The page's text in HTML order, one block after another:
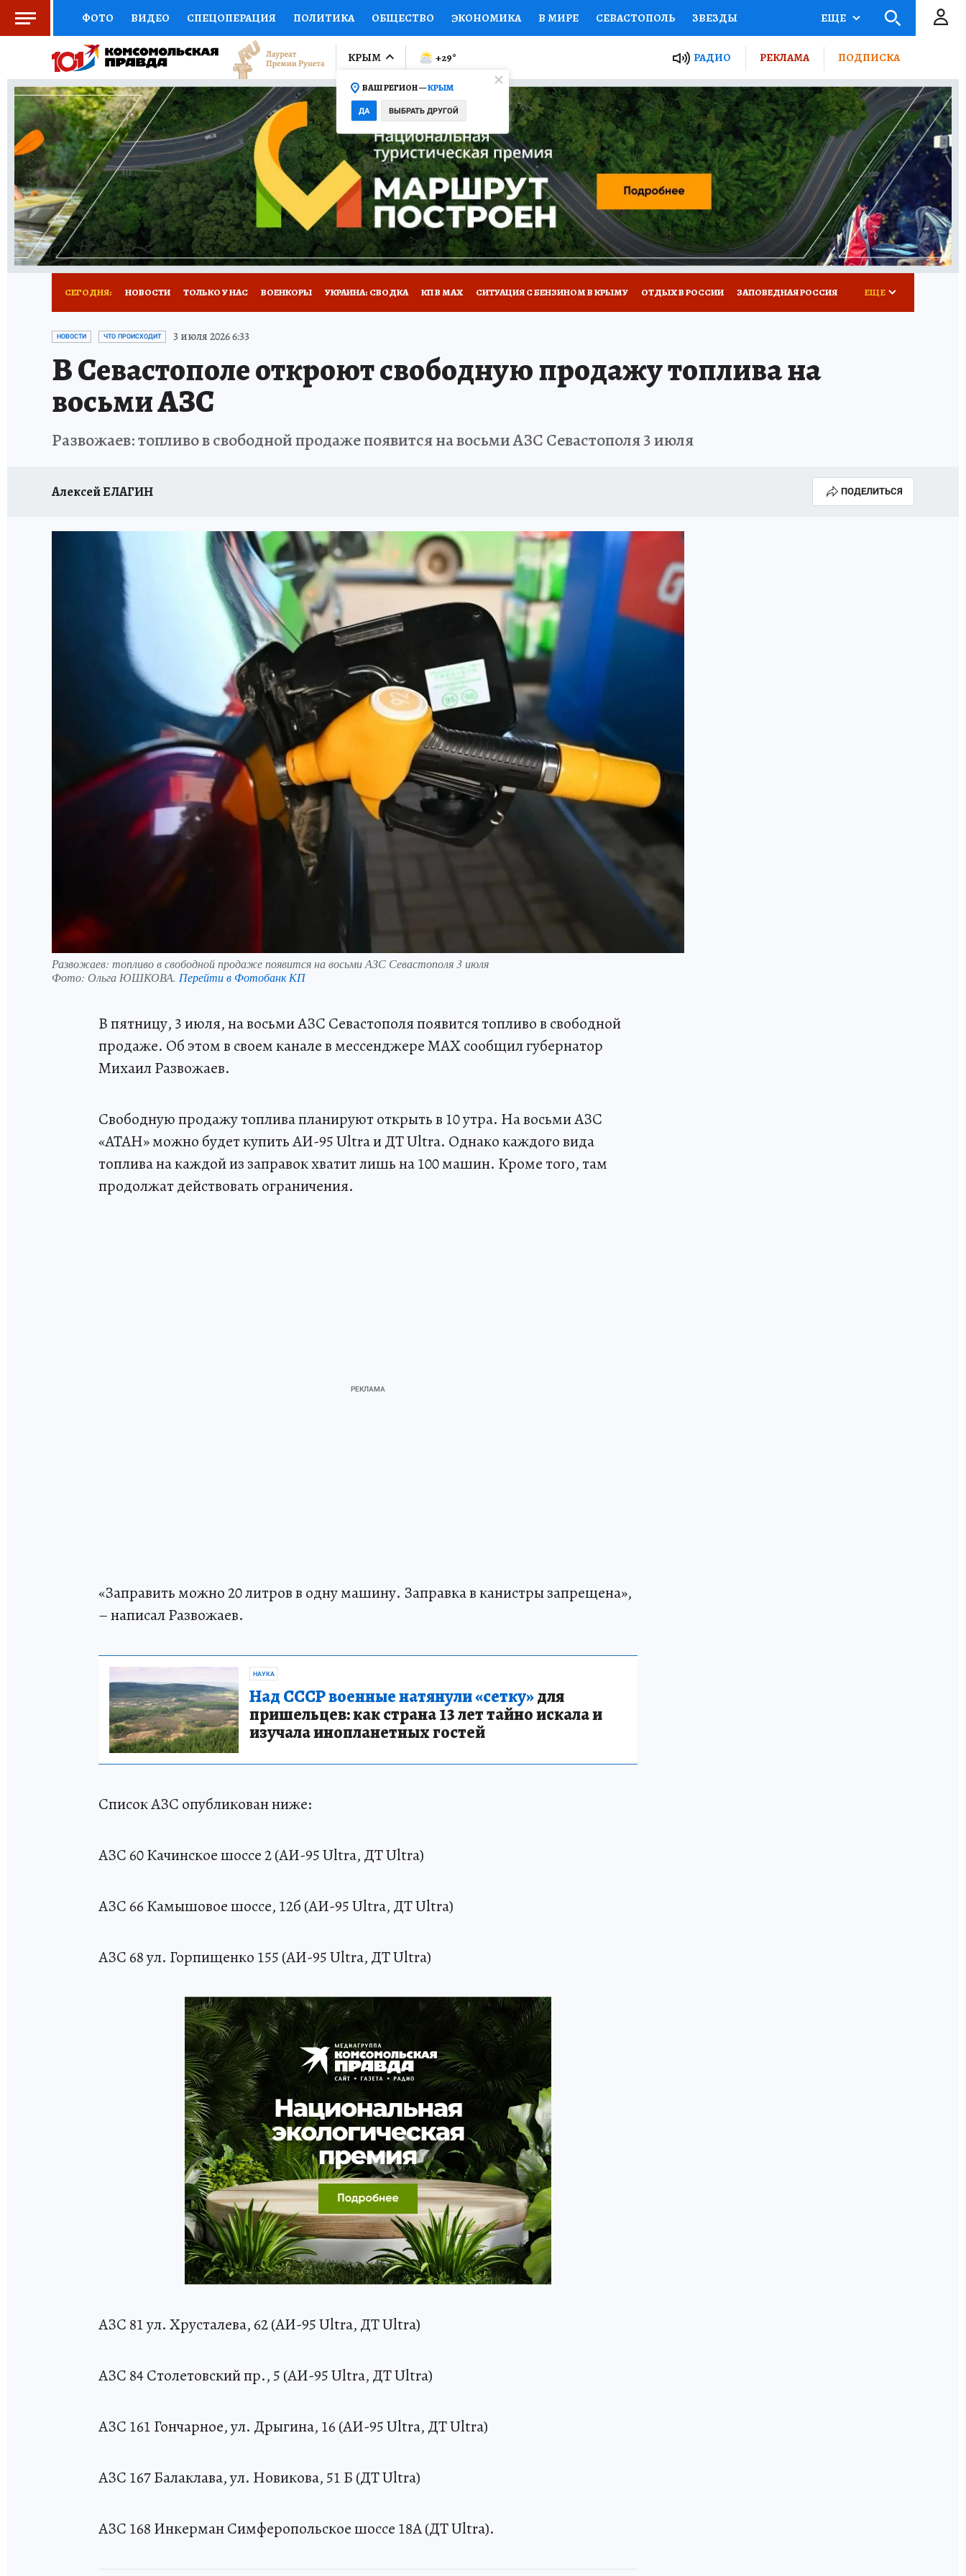
ФОТО ВИДЕО СПЕЦОПЕРАЦИЯ ПОЛИТИКА ОБЩЕСТВО ЭКОНОМИКА В МИРЕ СЕВАСТОПОЛЬ ЗВЕЗДЫ
ЗДОРОВЬЕ СОЦПОДДЕРЖКА НАУКА СПОРТ КОЛУМНИСТЫ НАЦИОНАЛЬНЫЕ ПРОЕКТЫ РОССИИ
ВЫБОР ЭКСПЕРТОВ ДОКТОР ФИНАНСЫ ОТКРЫВАЕМ МИР СЕМЬЯ ЖЕНСКИЕ СЕКРЕТЫ ПУТЕВОДИТЕЛЬ
КНИЖНАЯ ПОЛКА ПРОГНОЗЫ НА СПОРТ ПРОМОКОДЫ СЕРИАЛЫ СПЕЦПРОЕКТЫ ДЕФИЦИТ ЖЕЛЕЗА ТУРИЗМ
ПРЕСС-ЦЕНТР НЕДВИЖИМОСТЬ ТЕЛЕВИЗОР КОНКУРСЫ РАБОТА У НАС ГИД ПОТРЕБИТЕЛЯ ВСЕ О КП РАДИО КП
КОЛЛЕКЦИИ РЕКЛАМА ТЕСТЫ НОВОЕ НА САЙТЕ
ЕЩЕ
КРЫМ
ВАШ РЕГИОН —КРЫМ
ДА ВЫБРАТЬ ДРУГОЙ
+29° РАДИО РЕКЛАМА ПОДПИСКА
СЕГОДНЯ: НОВОСТИ ТОЛЬКО У НАС ВОЕНКОРЫ УКРАИНА: СВОДКА КП В МАХ СИТУАЦИЯ С БЕНЗИНОМ В КРЫМУ ОТДЫХ В РОССИИ ЗАПОВЕДНАЯ РОССИЯ
СИТУАЦИЯ С МАЗУТОМ В КРЫМУ
ЕЩЕ
НОВОСТИ ЧТО ПРОИСХОДИТ 3 июля 2026 6:33
В Севастополе откроют свободную продажу топлива на
восьми АЗС
Развожаев: топливо в свободной продаже появится на восьми АЗС Севастополя 3 июля
Алексей ЕЛАГИН ПОДЕЛИТЬСЯ
Развожаев: топливо в свободной продаже появится на восьми АЗС Севастополя 3 июля
Фото: Ольга ЮШКОВА. Перейти в Фотобанк КП
В пятницу, 3 июля, на восьми АЗС Севастополя появится топливо в свободной
продаже. Об этом в своем канале в мессенджере MAX сообщил губернатор
Михаил Развожаев.
Свободную продажу топлива планируют открыть в 10 утра. На восьми АЗС
«АТАН» можно будет купить АИ-95 Ultra и ДТ Ultra. Однако каждого вида
топлива на каждой из заправок хватит лишь на 100 машин. Кроме того, там
продолжат действовать ограничения.
«Заправить можно 20 литров в одну машину. Заправка в канистры запрещена»,
– написал Развожаев.
НАУКА
Над СССР военные натянули «сетку»для
пришельцев: как страна 13 лет тайно искала и
изучала инопланетных гостей
Список АЗС опубликован ниже:
АЗС 60 Качинское шоссе 2 (АИ-95 Ultra, ДТ Ultra)
АЗС 66 Камышовое шоссе, 12б (АИ-95 Ultra, ДТ Ultra)
АЗС 68 ул. Горпищенко 155 (АИ-95 Ultra, ДТ Ultra)
АЗС 81 ул. Хрусталева, 62 (АИ-95 Ultra, ДТ Ultra)
АЗС 84 Столетовский пр., 5 (АИ-95 Ultra, ДТ Ultra)
АЗС 161 Гончарное, ул. Дрыгина, 16 (АИ-95 Ultra, ДТ Ultra)
АЗС 167 Балаклава, ул. Новикова, 51 Б (ДТ Ultra)
АЗС 168 Инкерман Симферопольское шоссе 18А (ДТ Ultra).